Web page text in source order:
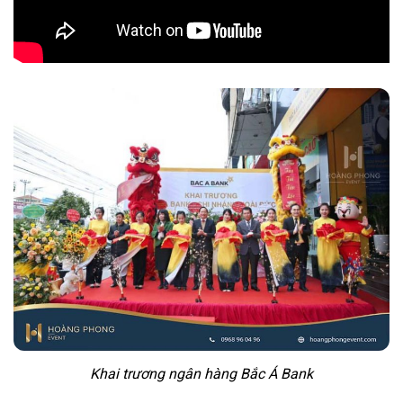
Khai trương ngân hàng Bắc Á Bank